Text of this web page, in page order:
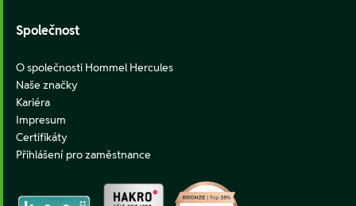
Společnost
O společnosti Hommel Hercules
Naše značky
Kariéra
Impresum
Certifikáty
Přihlášení pro zaměstnance